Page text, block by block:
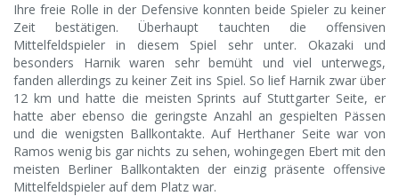
Ihre freie Rolle in der Defensive konnten beide Spieler zu keiner
Zeit bestätigen. Überhaupt tauchten die offensiven
Mittelfeldspieler in diesem Spiel sehr unter. Okazaki und
besonders Harnik waren sehr bemüht und viel unterwegs,
fanden allerdings zu keiner Zeit ins Spiel. So lief Harnik zwar über
12 km und hatte die meisten Sprints auf Stuttgarter Seite, er
hatte aber ebenso die geringste Anzahl an gespielten Pässen
und die wenigsten Ballkontakte. Auf Herthaner Seite war von
Ramos wenig bis gar nichts zu sehen, wohingegen Ebert mit den
meisten Berliner Ballkontakten der einzig präsente offensive
Mittelfeldspieler auf dem Platz war.